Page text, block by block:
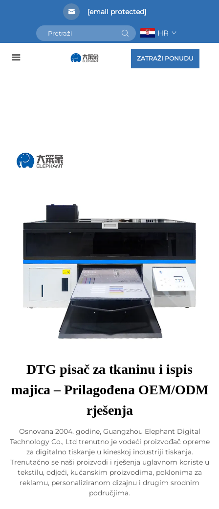
[email protected]
HR
ZATRAŽI PONUDU
DTG pisač za tkaninu i ispis
majica – Prilagođena OEM/ODM
rješenja
Osnovana 2004. godine, Guangzhou Elephant Digital
Technology Co., Ltd trenutno je vodeći proizvođač opreme
za digitalno tiskanje u kineskoj industriji tiskanja.
Trenutačno se naši proizvodi i rješenja uglavnom koriste u
tekstilu, odjeći, kućanskim proizvodima, poklonima za
reklamu, personaliziranom dizajnu i drugim srodnim
područjima.